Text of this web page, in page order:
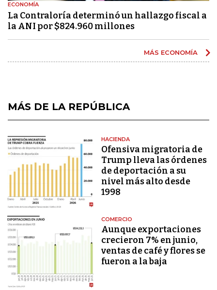
ECONOMÍA
La Contraloría determinó un hallazgo fiscal a
la ANI por $824.960 millones
MÁS ECONOMÍA
MÁS DE LA REPÚBLICA
HACIENDA
Ofensiva migratoria de
Trump lleva las órdenes
de deportación a su
nivel más alto desde
1998
COMERCIO
Aunque exportaciones
crecieron 7% en junio,
ventas de café y flores se
fueron a la baja